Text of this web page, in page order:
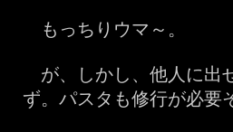
もっちりウマ～。
が、しかし、他人に出
ず。パスタも修行が必要